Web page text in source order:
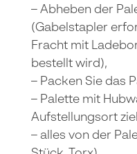
– Abheben der
(Gabelstapler
Fracht mit
bestellt wird),
– Packen Sie das
– Palette mit
Aufstellungsort
– alles von der